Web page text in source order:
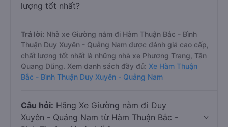
lượng tốt nhất?
Trả lời: Nhà xe Giường nằm đi Hàm Thuận Bắc - Bình
Thuận Duy Xuyên - Quảng Nam được đánh giá cao cấp,
chất lượng tốt nhất là những nhà xe Phương Trang, Tân
Quang Dũng. Xem danh sách đầy đủ: Xe Hàm Thuận
Bắc - Bình Thuận Duy Xuyên - Quảng Nam
Câu hỏi: Hãng Xe Giường nằm đi Duy
Xuyên - Quảng Nam từ Hàm Thuận Bắc -